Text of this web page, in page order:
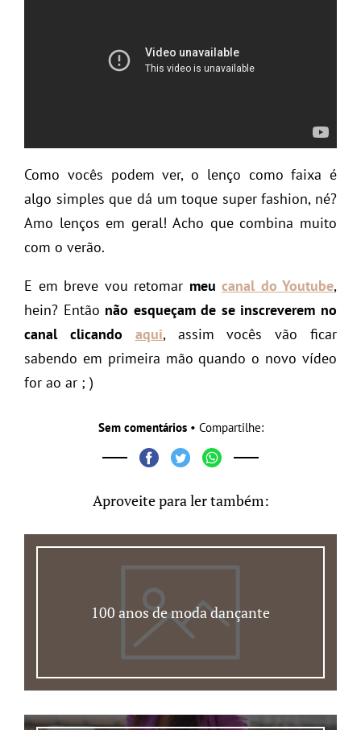
Como vocês podem ver, o lenço como faixa é
algo simples que dá um toque super fashion, né?
Amo lenços em geral! Acho que combina muito
com o verão.
E em breve vou retomar meu canal do Youtube,
hein? Então não esqueçam de se inscreverem no
canal clicando aqui, assim vocês vão ficar
sabendo em primeira mão quando o novo vídeo
for ao ar ; )
Sem comentários• Compartilhe:
Aproveite para ler também:
100 anos de moda dançante